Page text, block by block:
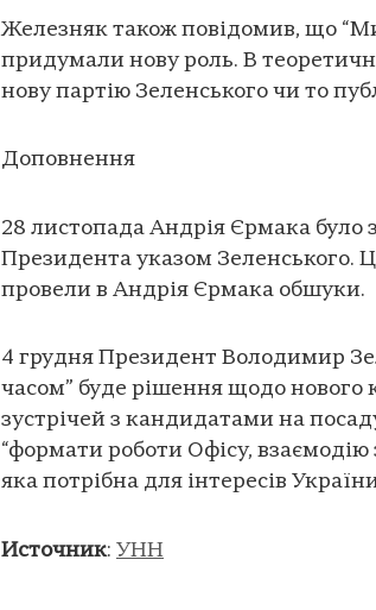
Железняк також повідомив, що
придумали нову роль. В
нову партію Зеленського чи то
Доповнення
28 листопада Андрія Єрмака було
Президента указом Зеленського.
провели в Андрія Єрмака обшуки.
4 грудня Президент Володимир
часом” буде рішення щодо нового
зустрічей з кандидатами на
“формати роботи Офісу,
яка потрібна для інтересів
Источник: УНН